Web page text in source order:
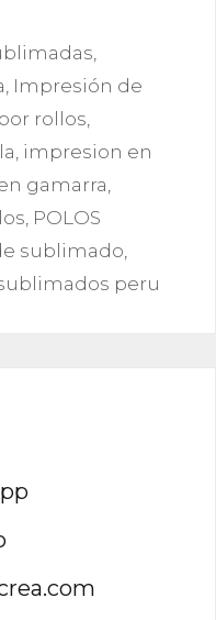
Impresión de
rollos
impresion en
gamarra
POLOS
sublimado
peru